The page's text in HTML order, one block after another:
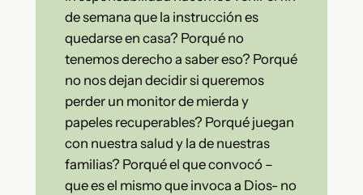
de semana que la instrucción es
quedarse en casa? Porqué no
tenemos derecho a saber eso? Porqué
no nos dejan decidir si queremos
perder un monitor de mierda y
papeles recuperables? Porqué juegan
con nuestra salud y la de nuestras
familias? Porqué el que convocó –
que es el mismo que invoca a Dios- no